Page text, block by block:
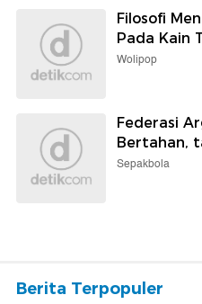
Filosofi
Pada Kain
Wolipop
Federasi
Bertahan,
Sepakbola
Berita Terpopuler